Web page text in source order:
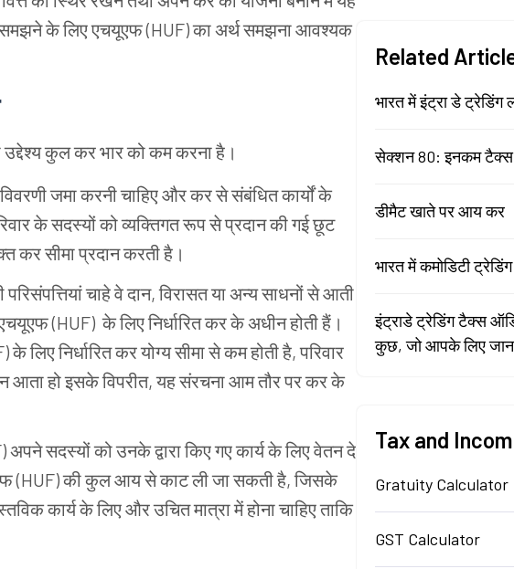
केलिएएचयूएफ (HUF) काअर्थसमझनाआवश्यक
उद्देश्यकुलकरभारकोकमकरनाहै।
विवरणीजमाकरनीचाहिएऔरकरसेसंबंधितकार्योंके
केसदस्योंकोव्यक्तिगतरूपसेप्रदानकीगईछूट
करसीमाप्रदानकरतीहै।
परिसंपत्तियांचाहेवेदान, विरासतयाअन्यसाधनोंसेआती
(HUF) केलिएनिर्धारितकरकेअधीनहोतीहैं।
केलिएनिर्धारितकरयोग्यसीमासेकमहोतीहै, परिवार
आताहोइसकेविपरीत, यहसंरचनाआमतौरपरकरके
अपनेसदस्योंकोउनकेद्वाराकिएगएकार्यकेलिएवेतनदे
(HUF) कीकुलआयसेकाटलीजासकतीहै, जिसके
कार्यकेलिएऔरउचितमात्रामेंहोनाचाहिएताकि
Related
भारत में इंट्रा डे
सेक्शन 80: इनकम टैक्स
डीमैट खाते पर आय कर
भारत में कमोडिटी
इंट्राडे ट्रेडिंग टैक्स
कुछ, जो आपके लिए
Tax and
Gratuity Calculator
GST Calculator